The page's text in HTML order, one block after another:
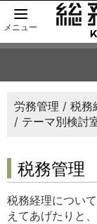
メニュー
労務管理 税務
テーマ別検討
税務管理
税務経理につい
えてあげたりと